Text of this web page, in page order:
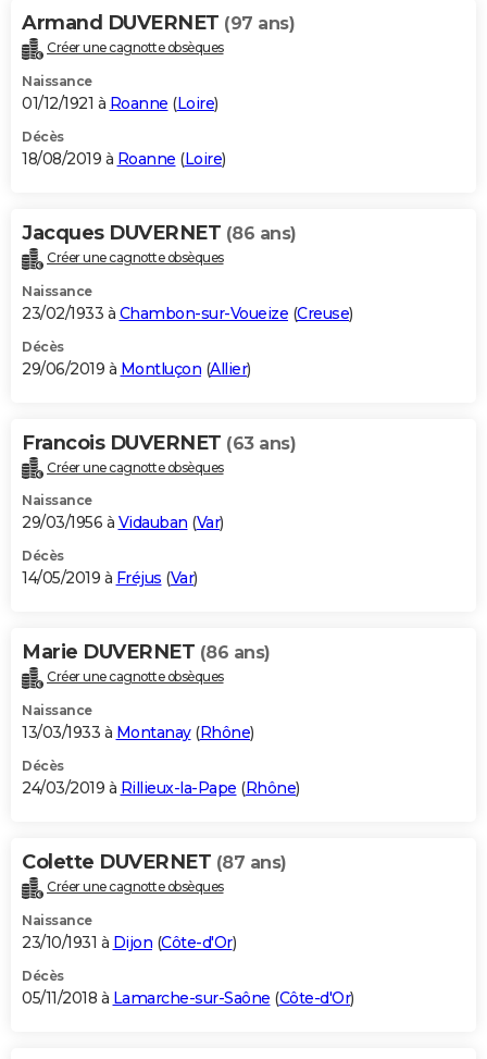
Armand DUVERNET (97 ans)
Créer une cagnotte obsèques
Naissance
01/12/1921 à Roanne (Loire)
Décès
18/08/2019 à Roanne (Loire)
Jacques DUVERNET (86 ans)
Créer une cagnotte obsèques
Naissance
23/02/1933 à Chambon-sur-Voueize (Creuse)
Décès
29/06/2019 à Montluçon (Allier)
Francois DUVERNET (63 ans)
Créer une cagnotte obsèques
Naissance
29/03/1956 à Vidauban (Var)
Décès
14/05/2019 à Fréjus (Var)
Marie DUVERNET (86 ans)
Créer une cagnotte obsèques
Naissance
13/03/1933 à Montanay(Rhône)
Décès
24/03/2019 à Rillieux-la-Pape (Rhône)
Colette DUVERNET (87 ans)
Créer une cagnotte obsèques
Naissance
23/10/1931 à Dijon (Côte-d'Or)
Décès
05/11/2018 à Lamarche-sur-Saône (Côte-d'Or)